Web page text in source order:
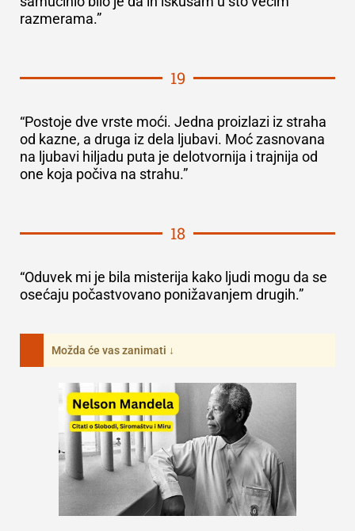
razmerama.”
19
“Postoje dve vrste moći. Jedna proizlazi iz straha
od kazne, a druga iz dela ljubavi. Moć zasnovana
na ljubavi hiljadu puta je delotvornija i trajnija od
one koja počiva na strahu.”
18
“Oduvek mi je bila misterija kako ljudi mogu da se
osećaju počastvovano ponižavanjem drugih.”
Možda će vas zanimati ↓